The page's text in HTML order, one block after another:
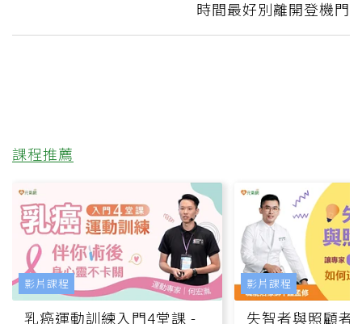
實用 不實用
果」 搭配蛋白質更穩血
糖
下一篇
飛機延誤還能去逛免稅店
嗎？旅遊專家提醒：這個
時間最好別離開登機門